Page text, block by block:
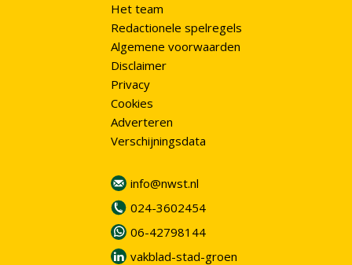
Het team
Redactionele spelregels
Algemene voorwaarden
Disclaimer
Privacy
Cookies
Adverteren
Verschijningsdata
info@nwst.nl
024-3602454
06-42798144
vakblad-stad-groen